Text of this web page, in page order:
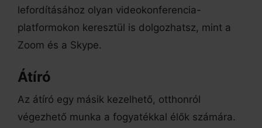
lefordításához olyan videokonferencia-
platformokon keresztül is dolgozhatsz, mint a
Zoom és a Skype.
Átíró
Az átíró egy másik kezelhető, otthonról
végezhető munka a fogyatékkal élők számára.